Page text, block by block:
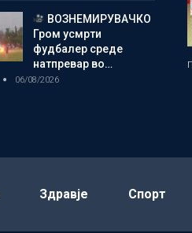
ВОЗНЕМИРУВАЧКО
Гром усмрти
фудбалер среде
натпревар во…
06/08/2026
Здравје Спорт